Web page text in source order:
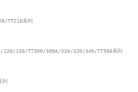
TT210系列
120/130/TT300/300A/310/320/340/TT500系列
列